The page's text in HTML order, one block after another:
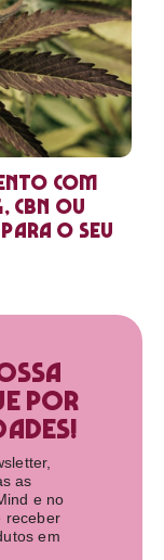
com
CBN ou
o seu
por
as
e no
receber
em